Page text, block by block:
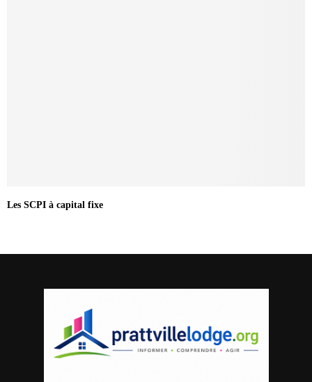
Les SCPI à capital fixe